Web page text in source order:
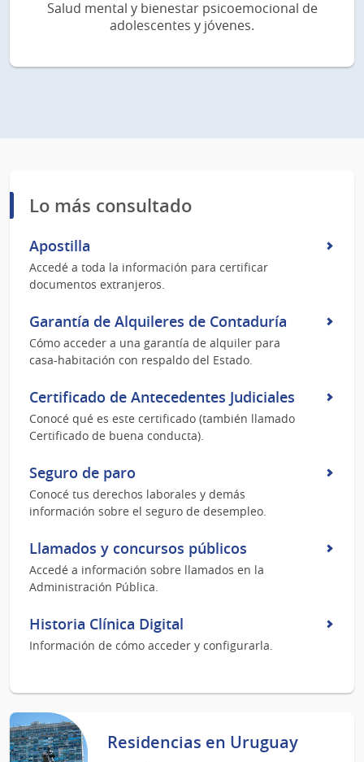
Salud mental y bienestar psicoemocional de
adolescentes y jóvenes.
Lo más consultado
Apostilla
Accedé a toda la información para certificar
documentos extranjeros.
Garantía de Alquileres de Contaduría
Cómo acceder a una garantía de alquiler para
casa-habitación con respaldo del Estado.
Certificado de Antecedentes Judiciales
Conocé qué es este certificado (también llamado
Certificado de buena conducta).
Seguro de paro
Conocé tus derechos laborales y demás
información sobre el seguro de desempleo.
Llamados y concursos públicos
Accedé a información sobre llamados en la
Administración Pública.
Historia Clínica Digital
Información de cómo acceder y configurarla.
Residencias en Uruguay